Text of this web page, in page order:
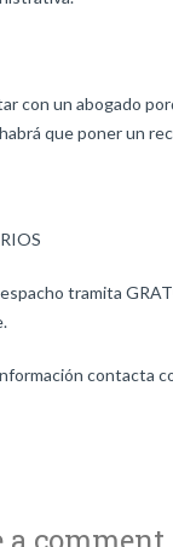
con un abogado
que poner un
tramita
contacta